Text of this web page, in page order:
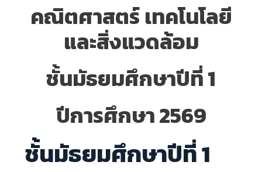
คณิตศาสตร์เทคโนโลยี
และสิ่งแวดล้อม
ชั้นมัธยมศึกษาปีที่ 1
ปีการศึกษา 2569
ชั้นมัธยมศึกษาปีที่ 1